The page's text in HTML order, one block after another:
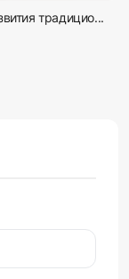
традицио...